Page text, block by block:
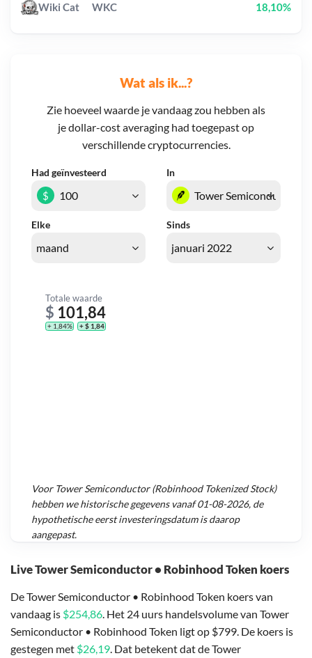
Live Tower Semiconductor • Robinhood Token koers
De Tower Semiconductor • Robinhood Token koers van
vandaag is $254,86. Het 24 uurs handelsvolume van Tower
Semiconductor • Robinhood Token ligt op $799. De koers is
gestegen met $26,19. Dat betekent dat de Tower
Wat als ik...?
Zie hoeveel waarde je vandaag zou hebben als
je dollar-cost averaging had toegepast op
verschillende cryptocurrencies.
Had geïnvesteerd In
Elke Sinds
$
Totale waarde
$ 101,84
+ 1,84% + $ 1,84
Voor Tower Semiconductor (Robinhood Tokenized Stock)
hebben we historische gegevens vanaf01-08-2026, de
hypothetische eerst investeringsdatum is daarop
aangepast.
Wiki Cat WKC 18,10%